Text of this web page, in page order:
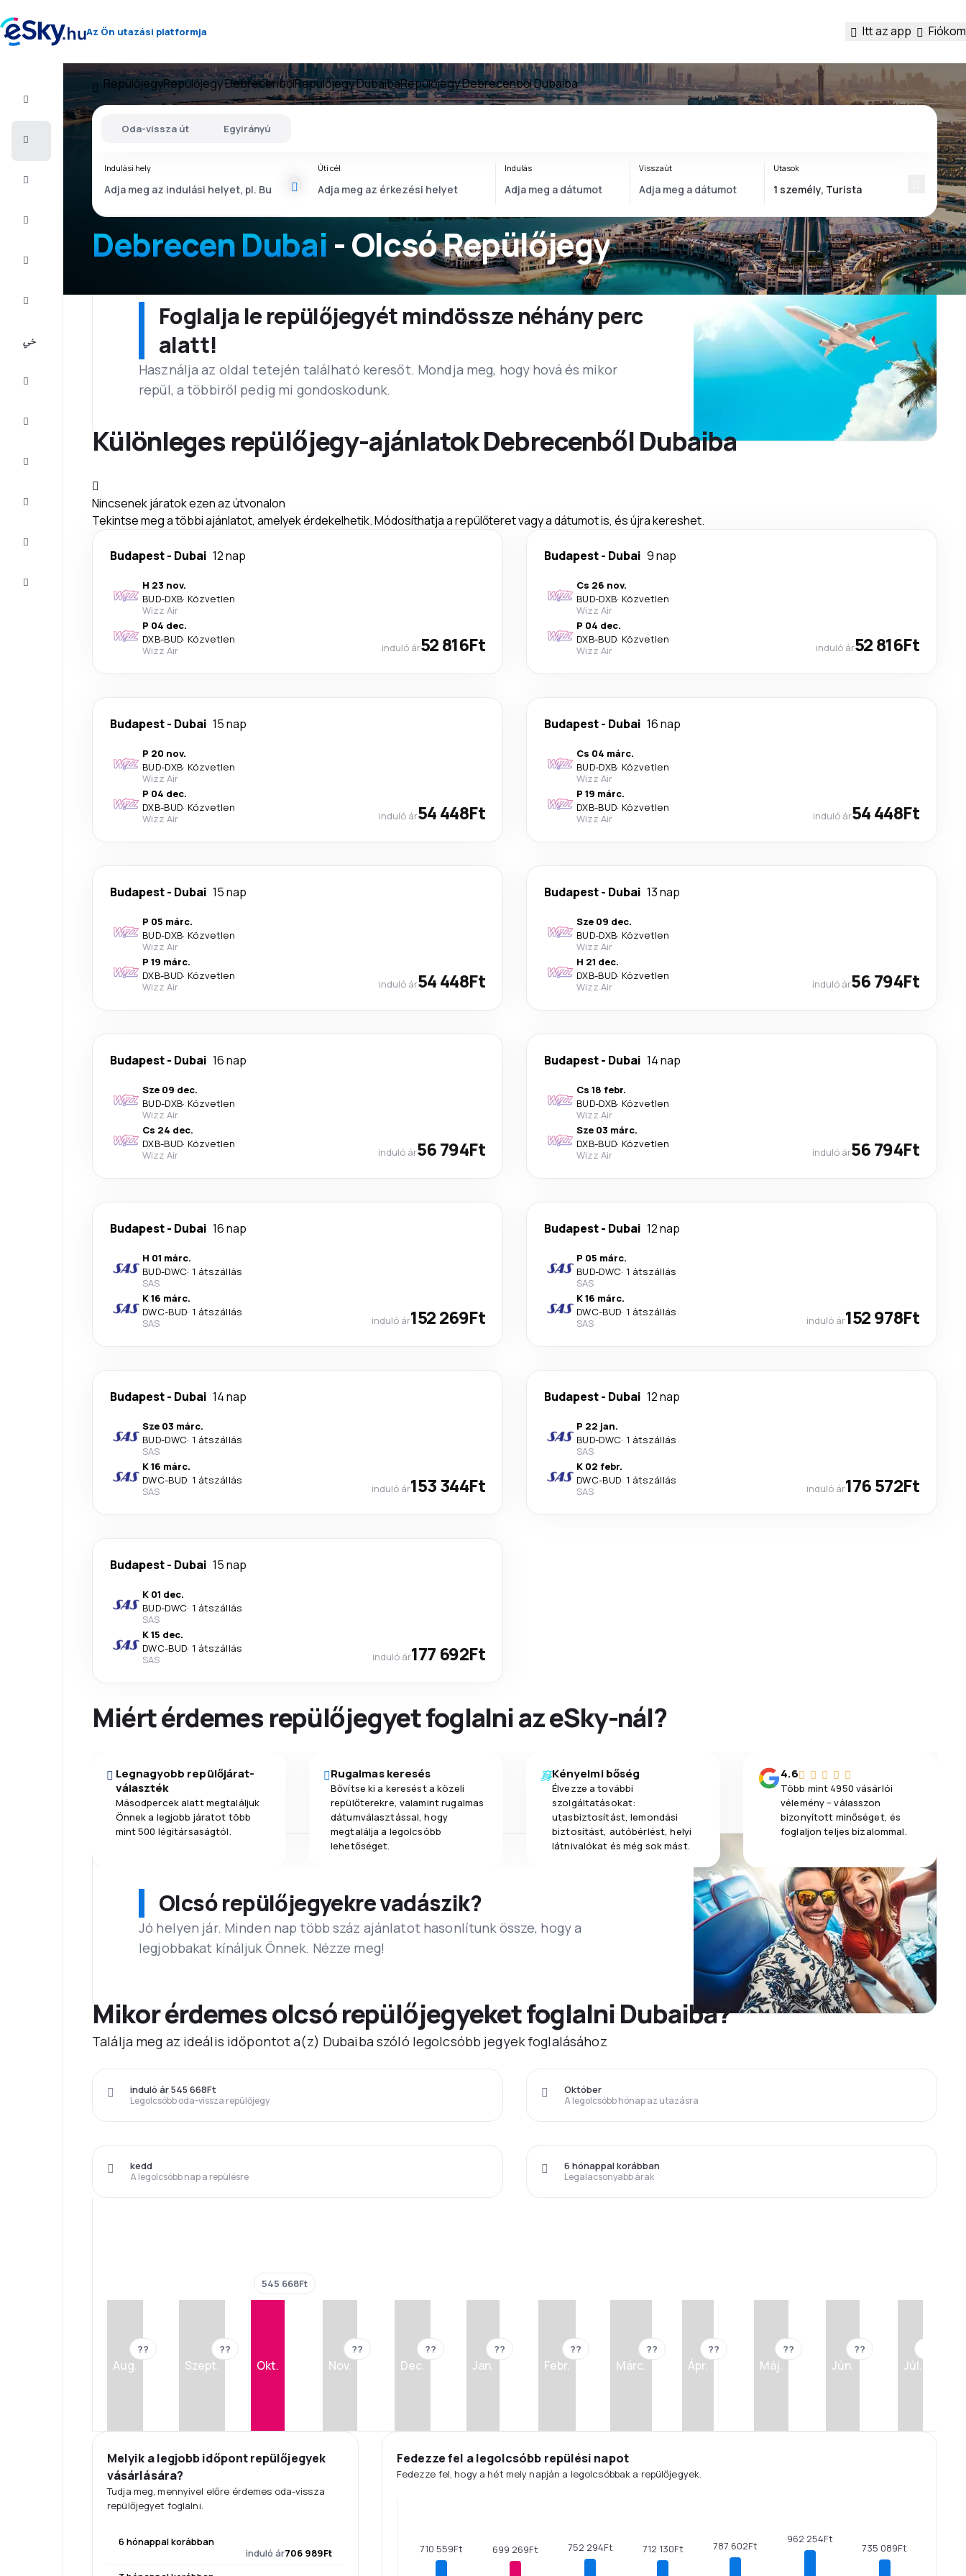
Az Ön utazási platformja Itt az app Fiókom
Repülő+Hotel
RepülőjegyRepülőjegy DebrecenbőlRepülőjegy DubaibaRepülőjegy Debrecenből Dubaiba
Debrecen Dubai - Olcsó Repülőjegy
Oda-vissza út Egyirányú
Indulási hely Úti cél Indulás Visszaút Utasok
Foglalja le repülőjegyét mindössze néhány perc
alatt!
Használja az oldal tetején található keresőt. Mondja meg, hogy hová és mikor
repül, a többiről pedig mi gondoskodunk.
Különleges repülőjegy-ajánlatok Debrecenből Dubaiba
Nincsenek járatok ezen az útvonalon
Tekintse meg a többi ajánlatot, amelyek érdekelhetik. Módosíthatja a repülőteret vagy a dátumot is, és újra kereshet.
Budapest- Dubai 12 nap
H 23 nov.
BUD-DXB· Közvetlen
Wizz Air
P 04 dec.
DXB-BUD· Közvetlen
Wizz Air
induló ár52 816Ft
Budapest- Dubai 9 nap
Cs 26 nov.
BUD-DXB· Közvetlen
Wizz Air
P 04 dec.
DXB-BUD· Közvetlen
Wizz Air
induló ár52 816Ft
Budapest- Dubai 15 nap
P 20 nov.
BUD-DXB· Közvetlen
Wizz Air
P 04 dec.
DXB-BUD· Közvetlen
Wizz Air
induló ár54 448Ft
Budapest- Dubai 16 nap
Cs 04 márc.
BUD-DXB· Közvetlen
Wizz Air
P 19 márc.
DXB-BUD· Közvetlen
Wizz Air
induló ár54 448Ft
Budapest- Dubai 15 nap
P 05 márc.
BUD-DXB· Közvetlen
Wizz Air
P 19 márc.
DXB-BUD· Közvetlen
Wizz Air
induló ár54 448Ft
Budapest- Dubai 13 nap
Sze 09 dec.
BUD-DXB· Közvetlen
Wizz Air
H 21 dec.
DXB-BUD· Közvetlen
Wizz Air
induló ár56 794Ft
Budapest- Dubai 16 nap
Sze 09 dec.
BUD-DXB· Közvetlen
Wizz Air
Cs 24 dec.
DXB-BUD· Közvetlen
Wizz Air
induló ár56 794Ft
Budapest- Dubai 14 nap
Cs 18 febr.
BUD-DXB· Közvetlen
Wizz Air
Sze 03 márc.
DXB-BUD· Közvetlen
Wizz Air
induló ár56 794Ft
Budapest- Dubai 16 nap
H 01 márc.
BUD-DWC· 1 átszállás
SAS
K 16 márc.
DWC-BUD· 1 átszállás
SAS
induló ár152 269Ft
Budapest- Dubai 12 nap
P 05 márc.
BUD-DWC· 1 átszállás
SAS
K 16 márc.
DWC-BUD· 1 átszállás
SAS
induló ár152 978Ft
Budapest- Dubai 14 nap
Sze 03 márc.
BUD-DWC· 1 átszállás
SAS
K 16 márc.
DWC-BUD· 1 átszállás
SAS
induló ár153 344Ft
Budapest- Dubai 12 nap
P 22 jan.
BUD-DWC· 1 átszállás
SAS
K 02 febr.
DWC-BUD· 1 átszállás
SAS
induló ár176 572Ft
Budapest- Dubai 15 nap
K 01 dec.
BUD-DWC· 1 átszállás
SAS
K 15 dec.
DWC-BUD· 1 átszállás
SAS
induló ár177 692Ft
Miért érdemes repülőjegyet foglalni az eSky-nál?
Legnagyobb repülőjárat-
választék
Másodpercek alatt megtaláljuk
Önnek a legjobb járatot több
mint 500 légitársaságtól.
Rugalmas keresés
Bővítse ki a keresést a közeli
repülőterekre, valamint rugalmas
dátumválasztással, hogy
megtalálja a legolcsóbb
lehetőséget.
Kényelmi bőség
Élvezze a további
szolgáltatásokat:
utasbiztosítást, lemondási
biztosítást, autóbérlést, helyi
látnivalókat és még sok mást.
4.6
Több mint 4950 vásárlói
vélemény – válasszon
bizonyított minőséget, és
foglaljon teljes bizalommal.
Olcsó repülőjegyekre vadászik?
Jó helyen jár. Minden nap több száz ajánlatot hasonlítunk össze, hogy a
legjobbakat kínáljuk Önnek. Nézze meg!
Mikor érdemes olcsó repülőjegyeket foglalni Dubaiba?
Találja meg az ideális időpontot a(z) Dubaiba szóló legolcsóbb jegyek foglalásához
Legolcsóbb oda-vissza repülőjegy
induló ár 545 668Ft
A legolcsóbb hónap az utazásra
Október
A legolcsóbb nap a repülésre
kedd
Legalacsonyabb árak
6 hónappal korábban
Aug.
??
Szept.
??
Okt.
545 668Ft
Nov.
??
Dec.
??
Jan.
??
Febr.
??
Márc.
??
Ápr.
??
Máj.
??
Jún.
??
Júl.
Melyik a legjobb időpont repülőjegyek
vásárlására?
Tudja meg, mennyivel előre érdemes oda-vissza
repülőjegyet foglalni.
6 hónappal korábban
induló ár706 989Ft
Fedezze fel a legolcsóbb repülési napot
Fedezze fel, hogy a hét mely napján a legolcsóbbak a repülőjegyek.
710 559Ft 699 269Ft 752 294Ft 712 130Ft 787 602Ft
962 254Ft
735 089Ft